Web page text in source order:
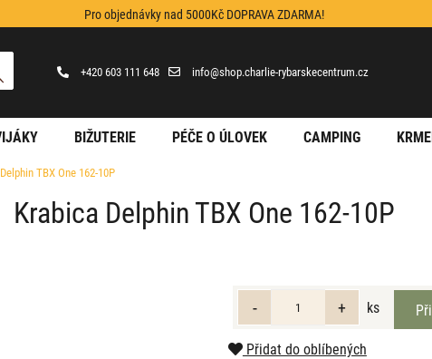
Pro objednávky nad 5000Kč DOPRAVA ZDARMA!
+420 603 111 648 info@shop.charlie-rybarskecentrum.cz
BIŽUTERIE PÉČE O ÚLOVEK CAMPING
TBX One 162-10P
Krabica Delphin TBX One 162-10P
ks
Přidat do oblíbených